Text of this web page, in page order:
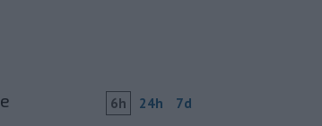
6h 24h 7d